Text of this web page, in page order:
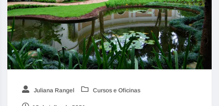
Juliana Rangel Cursos e Oficinas